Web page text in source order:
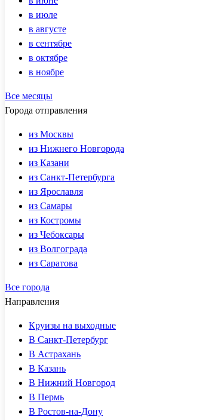
в июле
в августе
в сентябре
в октябре
в ноябре
Все месяцы
Города отправления
из Москвы
из Нижнего Новгорода
из Казани
из Санкт-Петербурга
из Ярославля
из Самары
из Костромы
из Чебоксары
из Волгограда
из Саратова
Все города
Направления
Круизы на выходные
В Санкт-Петербург
В Астрахань
В Казань
В Нижний Новгород
В Пермь
В Ростов-на-Дону